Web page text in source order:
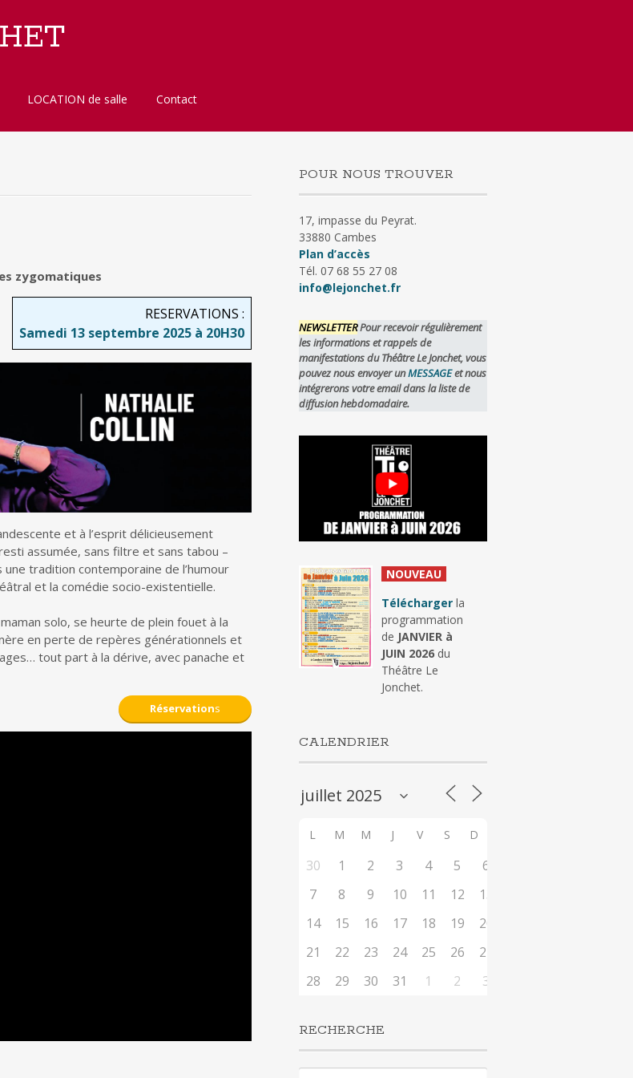
LOCATION de salle Contact
zygomatiques
RESERVATIONS :
Samedi 13 septembre 2025 à 20H30
et à l’esprit délicieusement
assumée, sans filtre et sans tabou –
tradition contemporaine de l’humour
et la comédie socio-existentielle.
solo, se heurte de plein fouet à la
en perte de repères générationnels et
tout part à la dérive, avec panache et
Réservations
POUR NOUS TROUVER
17, impasse du Peyrat.
33880 Cambes
Plan d’accès
Tél. 07 68 55 27 08
info@lejonchet.fr
NEWSLETTERPour recevoir régulièrement
les informations et rappels de
manifestations du Théâtre Le Jonchet, vous
pouvez nous envoyer unMESSAGEet nous
intégrerons votre email dans la liste de
diffusion hebdomadaire.
NOUVEAU
Télécharger la
programmation
de JANVIER à
JUIN 2026 du
Théâtre Le
Jonchet.
CALENDRIER
L M M J V S D
30 1 2 3 4 5
6
7
8 9 10 11 12
13
14
15 16 17 18 19
20
21
22 23 24 25 26
27
28
29 30 31 1 2 3
RECHERCHE